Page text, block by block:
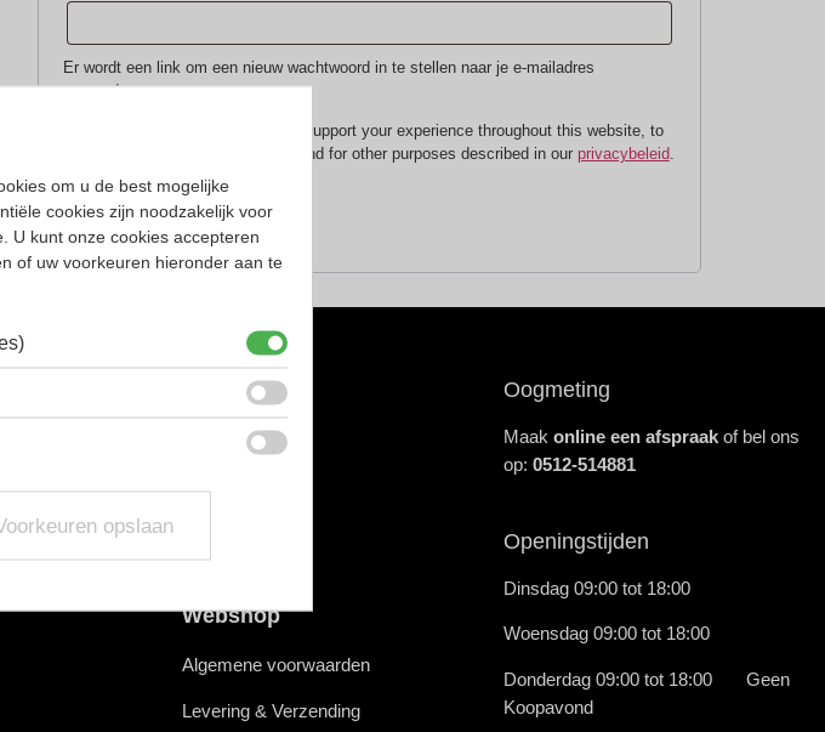
Er wordt een link om een nieuw wachtwoord in te stellen naar je e-mailadres
verzonden.
Your personal data will be used to support your experience throughout this website, to
manage access to your account, and for other purposes described in our privacybeleid
Registreren
Diensten
Oogmeting
Contactlenzen
Webshop
Algemene voorwaarden
Levering & Verzending
Oogmeting
Maakonline een afspraak of bel ons
op:0512-514881
Openingstijden
Dinsdag 09:00 tot 18:00
Woensdag 09:00 tot 18:00
Donderdag 09:00 tot 18:00 Geen
Koopavond
om u de best mogelijke
cookies zijn noodzakelijk voor
U kunt onze cookies accepteren
of uw voorkeuren hieronder aan te
opslaan